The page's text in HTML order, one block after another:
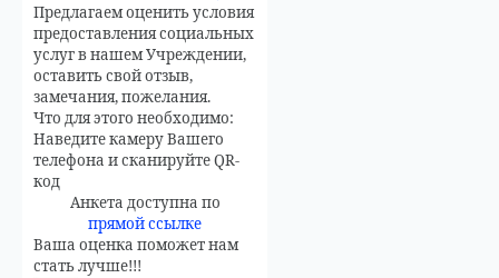
Предлагаем оценить условия
предоставления социальных
услуг в нашем Учреждении,
оставить свой отзыв,
замечания, пожелания.
Что для этого необходимо:
Наведите камеру Вашего
телефона и сканируйте QR-
код
Анкета доступна по
прямой ссылке
Ваша оценка поможет нам
стать лучше!!!